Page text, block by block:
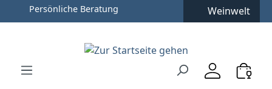
Zum Hauptinhalt springen
Zur Hauptnavigation springen
Persönliche Beratung Weinwelt